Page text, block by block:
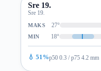
Sre 19.
Sre 19.
MAKS 27°
MIN 18°
💧 51%p50 0.3 / p75 4.2 mm